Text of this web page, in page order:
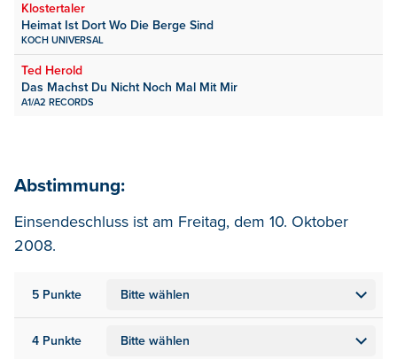
Klostertaler
Heimat Ist Dort Wo Die Berge Sind
KOCH UNIVERSAL
Ted Herold
Das Machst Du Nicht Noch Mal Mit Mir
A1/A2 RECORDS
Abstimmung:
Einsendeschluss ist am Freitag, dem 10. Oktober
2008.
5 Punkte
4 Punkte